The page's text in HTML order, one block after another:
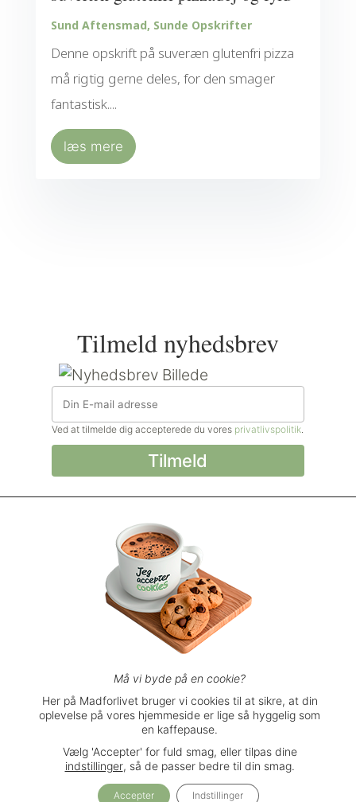
Sund Aftensmad, Sunde Opskrifter
Denne opskrift på suveræn glutenfri pizza
må rigtig gerne deles, for den smager
fantastisk....
læs mere
Tilmeld nyhedsbrev
Ved at tilmelde dig accepterede du vores privatlivspolitik.
© Madforlivet.com, 2000–2025. Alle
rettigheder forbeholdt.
øvrigt materiale må kun gengives med
tilladelse fra Sophia Helse ApS.
Spørgsmål eller kommentarer?
support@madforlivet.com
Brugerbetingelser
Privatlivspolitik
Handelsbetingelser
Må vi byde på en cookie?
Her på Madforlivet bruger vi cookies til at sikre, at din
oplevelse på vores hjemmeside er lige så hyggelig som
en kaffepause.
Vælg 'Accepter' for fuld smag, eller tilpas dine
indstillinger, så de passer bedre til din smag.
Accepter Indstillinger